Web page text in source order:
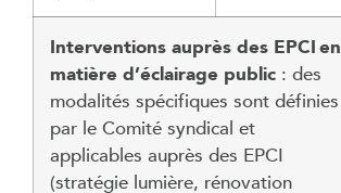
Interventions auprès des EPCI en
matière d’éclairage public : des
modalités spécifiques sont définies
par le Comité syndical et
applicables auprès des EPCI
(stratégie lumière, rénovation